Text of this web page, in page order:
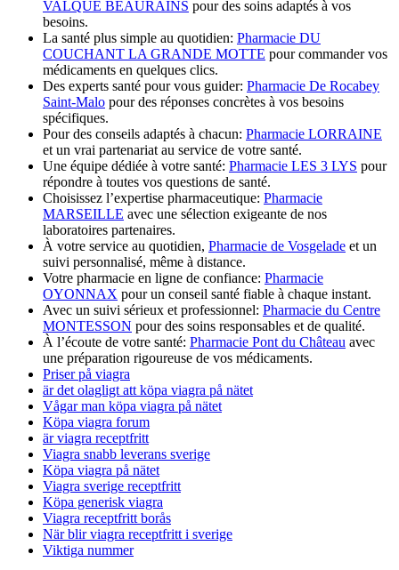
VALQUE BEAURAINS pour des soins adaptés à vos
besoins.
La santé plus simple au quotidien: Pharmacie DU
COUCHANT LA GRANDE MOTTE pour commander vos
médicaments en quelques clics.
Des experts santé pour vous guider: Pharmacie De Rocabey
Saint-Malo pour des réponses concrètes à vos besoins
spécifiques.
Pour des conseils adaptés à chacun: Pharmacie LORRAINE
et un vrai partenariat au service de votre santé.
Une équipe dédiée à votre santé: Pharmacie LES 3 LYS pour
répondre à toutes vos questions de santé.
Choisissez l’expertise pharmaceutique: Pharmacie
MARSEILLE avec une sélection exigeante de nos
laboratoires partenaires.
À votre service au quotidien, Pharmacie de Vosgelade et un
suivi personnalisé, même à distance.
Votre pharmacie en ligne de confiance: Pharmacie
OYONNAX pour un conseil santé fiable à chaque instant.
Avec un suivi sérieux et professionnel: Pharmacie du Centre
MONTESSON pour des soins responsables et de qualité.
À l’écoute de votre santé: Pharmacie Pont du Château avec
une préparation rigoureuse de vos médicaments.
Priser på viagra
är det olagligt att köpa viagra på nätet
Vågar man köpa viagra på nätet
Köpa viagra forum
är viagra receptfritt
Viagra snabb leverans sverige
Köpa viagra på nätet
Viagra sverige receptfritt
Köpa generisk viagra
Viagra receptfritt borås
När blir viagra receptfritt i sverige
Viktiga nummer